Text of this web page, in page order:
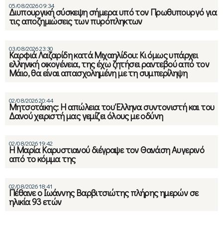
05/08/2026 09:34
Διυπουργική σύσκεψη σήμερα υπό τον Πρωθυπουργό για
τις αποζημιώσεις των πυρόπληκτων
03/08/2026 23:30
Καρφιά Λαζαρίδη κατά Μιχαηλίδου: Κι όμως υπάρχει
ελληνική οικογένεια, της έχω ζητήσει ραντεβού από τον
Μάιο, θα είναι απασχολημένη με τη συμπερίληψη
02/08/2026 20:44
Μητσοτάκης: Η απώλεια του Έλληνα συντονιστή και του
Δανού χειριστή μας γεμίζει όλους με οδύνη
02/08/2026 19:42
Η Μαρία Καρυστιανού διέγραψε τον Θανάση Αυγερινό
από το κόμμα της
02/08/2026 18:41
Πέθανε ο Ιωάννης Βαρβιτσιώτης πλήρης ημερών σε
ηλικία 93 ετών